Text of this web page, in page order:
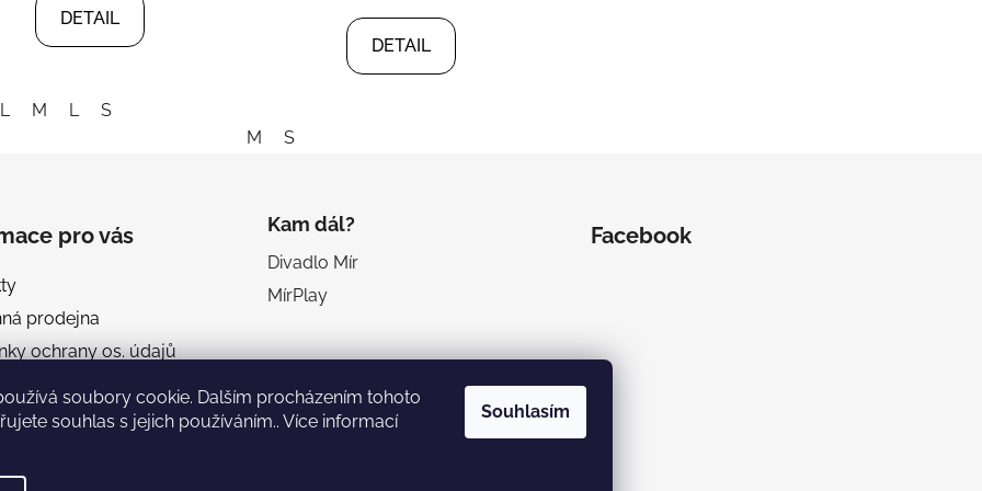
soubory cookie. Dalším procházením tohoto
souhlas s jejich používáním.. Více informací
Souhlasím
DETAIL
M L S
DETAIL
M S
pro vás
prodejna
ochrany os. údajů
podmínky crowdfundingu
Kam dál?
Divadlo Mír
MírPlay
Facebook